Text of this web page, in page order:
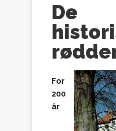
De
For
200
år